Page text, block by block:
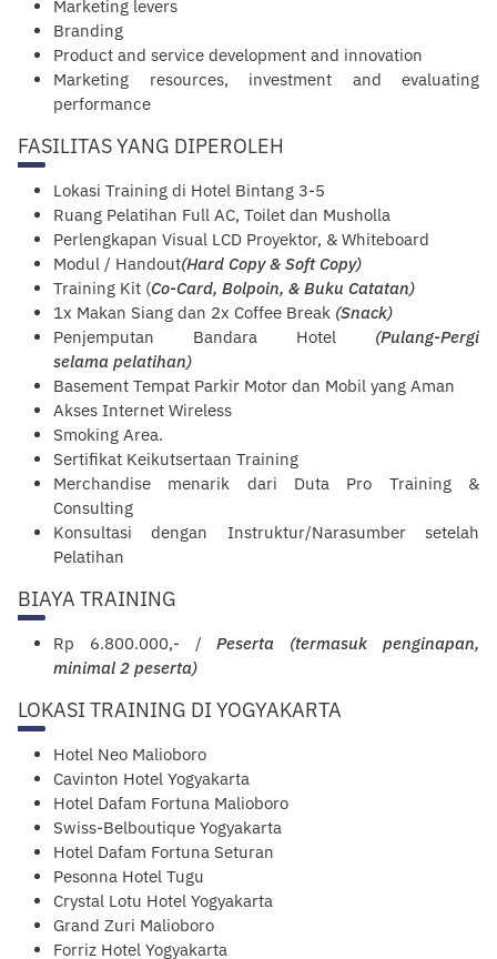
Marketing levers
Branding
Product and service development and innovation
Marketing resources, investment and evaluating
performance
FASILITAS YANG DIPEROLEH
Lokasi Training di Hotel Bintang 3-5
Ruang Pelatihan Full AC, Toilet dan Musholla
Perlengkapan Visual LCD Proyektor, & Whiteboard
Modul / Handout(Hard Copy & Soft Copy)
Training Kit (Co-Card, Bolpoin, & Buku Catatan)
1x Makan Siang dan 2x Coffee Break (Snack)
Penjemputan Bandara Hotel (Pulang-Pergi
selama pelatihan)
Basement Tempat Parkir Motor dan Mobil yang Aman
Akses Internet Wireless
Smoking Area.
Sertifikat Keikutsertaan Training
Merchandise menarik dari Duta Pro Training &
Consulting
Konsultasi dengan Instruktur/Narasumber setelah
Pelatihan
BIAYA TRAINING
Rp 6.800.000,- /Peserta (termasuk penginapan,
minimal 2 peserta)
LOKASI TRAINING DI YOGYAKARTA
Hotel Neo Malioboro
Cavinton Hotel Yogyakarta
Hotel Dafam Fortuna Malioboro
Swiss-Belboutique Yogyakarta
Hotel Dafam Fortuna Seturan
Pesonna Hotel Tugu
Crystal Lotu Hotel Yogyakarta
Grand Zuri Malioboro
Forriz Hotel Yogyakarta